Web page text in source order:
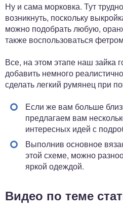
Ну и сама морковка. Тут
возникнуть, поскольку
можно подобрать любую,
также воспользоваться
Все, на этом этапе наш зайка
добавить немного
сделать легкий румянец при
Если же вам больше
предлагаем вам
интересных идей с
Выполнив основное
этой схеме, можно
яркой одеждой.
Видео по теме